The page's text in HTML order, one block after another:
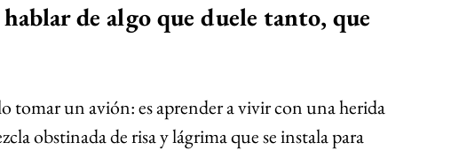
de algo que duele tanto, que
tomar un avión: es aprender a vivir con una herida
obstinada de risa y lágrima que se instala para